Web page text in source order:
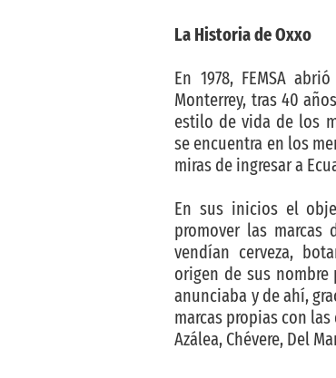
La Historia de Oxxo
En 1978, FEMSA
Monterrey, tras 40
estilo de vida de los
se encuentra en los
miras de ingresar a
En sus inicios el
promover las marcas
vendían cerveza,
origen de sus
anunciaba y de ahí,
marcas propias con
Azálea, Chévere, Del